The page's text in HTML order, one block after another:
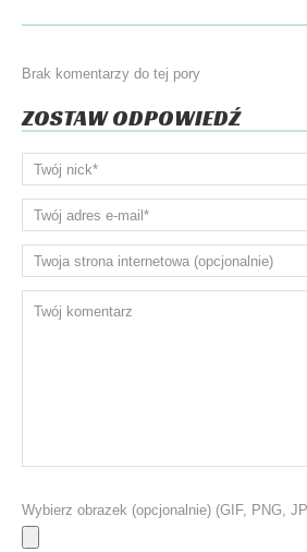
Brak komentarzy do tej pory
ZOSTAW ODPOWIEDŹ
Wybierz obrazek (opcjonalnie) (GIF, PNG,